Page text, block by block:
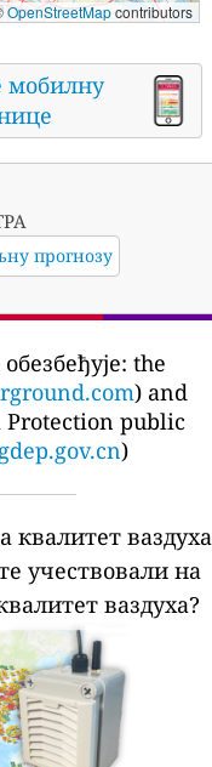
OpenStreetMapcontributors
мобилну
прогнозу
the
) and
public
gdep.gov.cn)
квалитет ваздуха
учествовали на
ваздуха?